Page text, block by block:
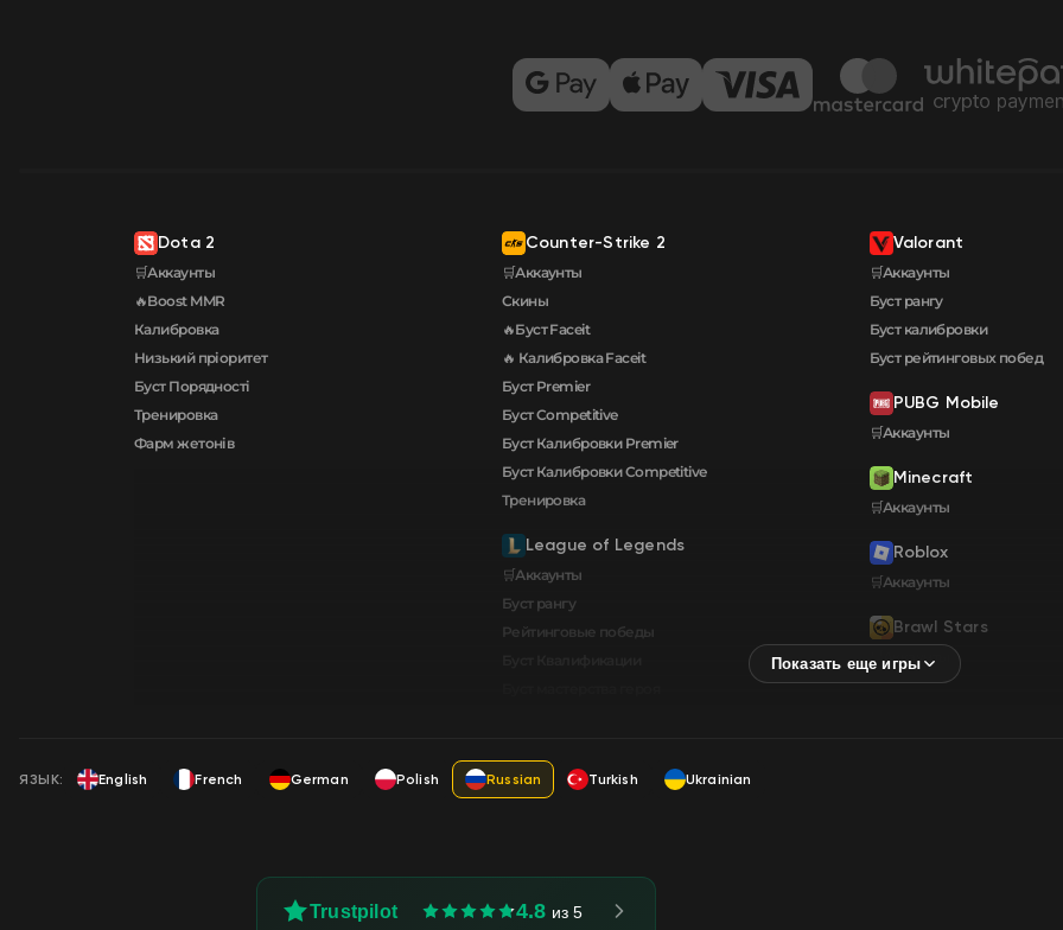
Dota 2
🛒Аккаунты
🔥Boost MMR
Калибровка
Низький пріоритет
Буст Порядності
Тренировка
Фарм жетонів
Counter-Strike 2
🛒Аккаунты
Скины
🔥Буст Faceit
🔥 Калибровка Faceit
Буст Premier
Буст Competitive
Буст Калибровки Premier
Буст Калибровки Сompetitive
Тренировка
League of Legends
🛒Аккаунты
Буст рангу
Рейтинговые победы
Valorant
🛒Аккаунты
Буст рангу
Буст калибровки
Буст рейтинговых побед
PUBG Mobile
🛒Аккаунты
Minecraft
🛒Аккаунты
Roblox
🛒Аккаунты
Brawl Stars
ЯЗЫК: English French German Polish Russian Turkish Ukrainian
Trustpilot 4.8 из 5